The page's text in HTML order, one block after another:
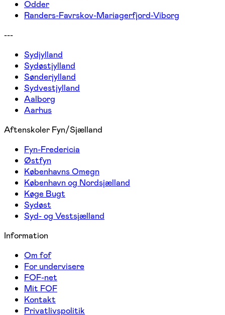
Odder
Randers-Favrskov-Mariagerfjord-Viborg
---
Sydjylland
Sydøstjylland
Sønderjylland
Sydvestjylland
Aalborg
Aarhus
Aftenskoler Fyn/Sjælland
Fyn-Fredericia
Østfyn
Københavns Omegn
København og Nordsjælland
Køge Bugt
Sydøst
Syd- og Vestsjælland
Information
Om fof
For undervisere
FOF-net
Mit FOF
Kontakt
Privatlivspolitik